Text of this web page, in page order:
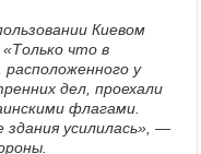
Киевом
что в
расположенного у
дел, проехали
флагами.
усилилась», —